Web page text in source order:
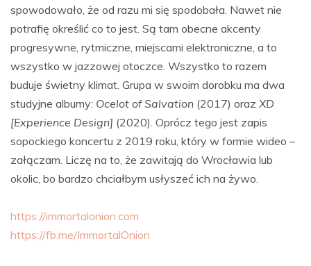
spowodowało, że od razu mi się spodobała. Nawet nie
potrafię określić co to jest. Są tam obecne akcenty
progresywne, rytmiczne, miejscami elektroniczne, a to
wszystko w jazzowej otoczce. Wszystko to razem
buduje świetny klimat. Grupa w swoim dorobku ma dwa
studyjne albumy: Ocelot of Salvation (2017) oraz XD
[Experience Design] (2020). Oprócz tego jest zapis
sopockiego koncertu z 2019 roku, który w formie wideo –
załączam. Liczę na to, że zawitają do Wrocławia lub
okolic, bo bardzo chciałbym usłyszeć ich na żywo.
https://immortalonion.com
https://fb.me/ImmortalOnion